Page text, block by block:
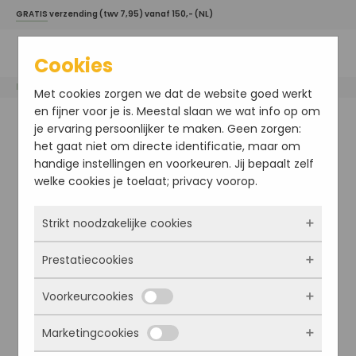
GRATIS verzending (twv 7,95) vanaf 150,- (NL)
Home / Esse / Rich Body Moisturiser
Cookies
Met cookies zorgen we dat de website goed werkt
en fijner voor je is. Meestal slaan we wat info op om
je ervaring persoonlijker te maken. Geen zorgen:
het gaat niet om directe identificatie, maar om
handige instellingen en voorkeuren. Jij bepaalt zelf
welke cookies je toelaat; privacy voorop.
Strikt noodzakelijke cookies
Deze cookies zorgen ervoor dat de website
überhaupt werkt. Ze zijn dus altijd actief en
kunnen niet worden uitgezet. Meestal worden
ze alleen geplaatst als jij iets doet, zoals
inloggen, een formulier invullen of je
Prestatiecookies
Met deze cookies zien we hoe vaak onze site
bezocht wordt, waar bezoekers vandaan
komen en welke pagina’s populair zijn. Zo
Voorkeurcookies
Deze cookies onthouden jouw voorkeuren.
Marketingcookies